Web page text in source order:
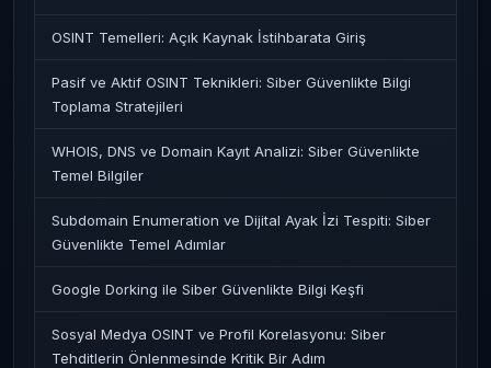
OSINT Temelleri: Açık Kaynak İstihbarata Giriş
Pasif ve Aktif OSINT Teknikleri: Siber Güvenlikte Bilgi
Toplama Stratejileri
WHOIS, DNS ve Domain Kayıt Analizi: Siber Güvenlikte
Temel Bilgiler
Subdomain Enumeration ve Dijital Ayak İzi Tespiti: Siber
Güvenlikte Temel Adımlar
Google Dorking ile Siber Güvenlikte Bilgi Keşfi
Sosyal Medya OSINT ve Profil Korelasyonu: Siber
Tehditlerin Önlenmesinde Kritik Bir Adım